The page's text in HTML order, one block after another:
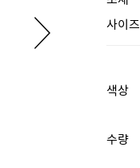
사이즈
색상
수량